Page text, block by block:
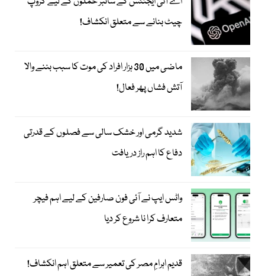
چیٹ بنانے سے متعلق انکشاف!
ماضی میں 30 ہزار افراد کی موت کا سبب بننے والا
آتش فشاں پھر فعال!
شدید گرمی اور خشک سالی سے فصلوں کے قدرتی
دفاع کا اہم راز دریافت
واٹس ایپ نے آئی فون صارفین کے لیے اہم فیچر
متعارف کرا نا شروع کر دیا
قدیم اہرامِ مصر کی تعمیر سے متعلق اہم انکشاف!